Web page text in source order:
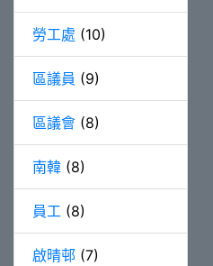
勞工處 (10)
區議員 (9)
區議會 (8)
南韓 (8)
員工 (8)
啟晴邨 (7)